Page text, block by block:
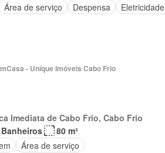
Área de serviço Despensa Eletricidade
- Unique Imóveis Cabo Frio
Imediata de Cabo Frio, Cabo Frio
80 m²
Área de serviço